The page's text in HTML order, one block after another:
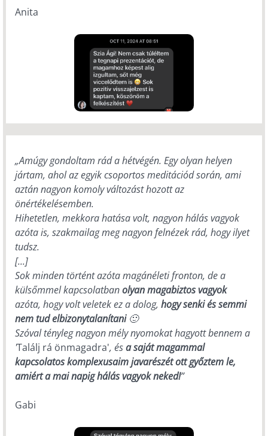
Anita
„Amúgy gondoltam rád a hétvégén. Egy olyan helyen
jártam, ahol az egyik csoportos meditációd során, ami
aztán nagyon komoly változást hozott az
önértékelésemben.
Hihetetlen, mekkora hatása volt, nagyon hálás vagyok
azóta is, szakmailag meg nagyon felnézek rád, hogy ilyet
tudsz.
[...]
Sok minden történt azóta magánéleti fronton, de a
külsőmmel kapcsolatbanolyan magabiztos vagyok
azóta, hogy volt veletek ez a dolog, hogy senki és semmi
nem tud elbizonytalanítani 🙂
Szóval tényleg nagyon mély nyomokat hagyott bennem a
'Találj rá önmagadra', ésa saját magammal
kapcsolatos komplexusaim javarészét ott győztem le,
amiért a mai napig hálás vagyok neked!”
Gabi